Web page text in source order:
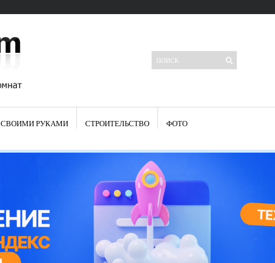
Свежие записи
Японские кухонные ножи: традиции древних самураев
Элитные кухни: стилевые особенности
Элитная посуда для кухни – гордость любой хозяйки
Шкаф-пенал для кухни по инструкции
Электропроводка на кухне: планирование и монтаж
Что представляет собой столовая группа для кухни
Школа ремонта кухни
Черно-белая кухня – дань моде или универсальный вариант дизайна
Электрические вытяжки для кухни:особенности применения
Фасады для кухни своими руками — ваша фантазия, плюс навыки
сотворят чудеса
Шьем шторы на кухню сами: пошаговая инструкция
Чем отмыть жир на кухне – советы опытных хозяек
СВОИМИ РУКАМИ СТРОИТЕЛЬСТВО ФОТО